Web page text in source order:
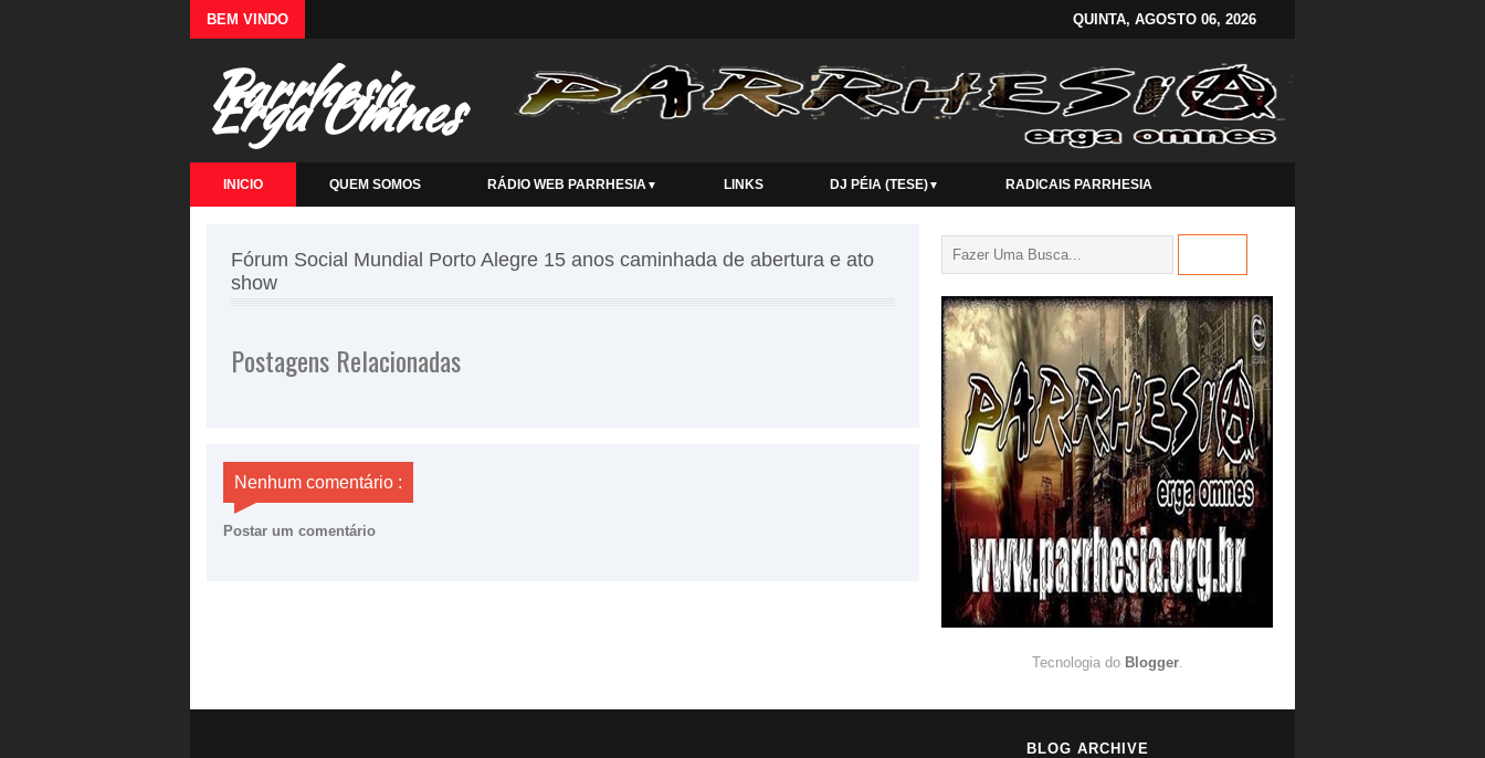
BEM VINDO QUINTA, AGOSTO 06, 2026
Parrhesia
Erga Omnes
INICIO QUEM SOMOS RÁDIO WEB PARRHESIA ▼ LINKS DJ PÉIA (TESE)▼ RADICAIS PARRHESIA
Fórum Social Mundial Porto Alegre 15 anos caminhada de abertura e ato
show
Postagens Relacionadas
Nenhum comentário :
Postar um comentário
Tecnologia do Blogger.
BLOG ARCHIVE